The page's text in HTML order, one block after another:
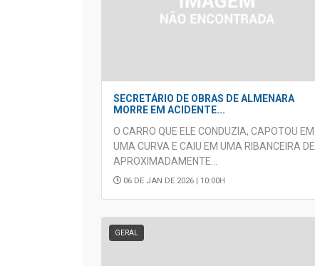
SECRETÁRIO DE OBRAS DE ALMENARA
MORRE EM ACIDENTE...
O CARRO QUE ELE CONDUZIA, CAPOTOU EM
UMA CURVA E CAIU EM UMA RIBANCEIRA DE
APROXIMADAMENTE...
06 DE JAN DE 2026 | 10:00H
GERAL